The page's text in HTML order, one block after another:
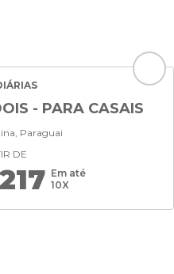
- PARA CASAIS
Paraguai
DE
Em até
10X